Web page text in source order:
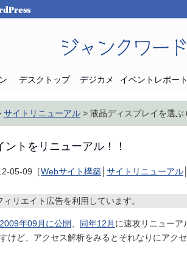
ジャンクワー
デスクトップ デジカメ イベントレポート
サイトリニューアル > 液晶ディスプレイを選ぶ
トをリニューアル！！
05-09［Webサイト構築 サイトリニューアル
リエイト広告を利用しています。
2009年09月に公開 同年12月 に速攻リニューア
けど、アクセス解析をみるとそれなりにアク